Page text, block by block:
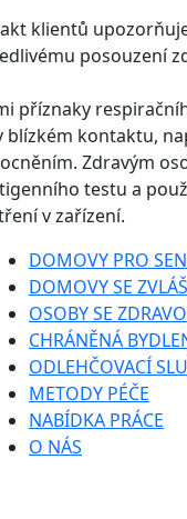
klientů
posouzení
příznaky
kontaktu,
Zdravým
testu a
v zařízení.
DOMOVY PRO
DOMOVY SE
OSOBY SE
CHRÁNĚNÁ
ODLEHČOVACÍ
METODY PÉČE
NABÍDKA PRÁCE
O NÁS